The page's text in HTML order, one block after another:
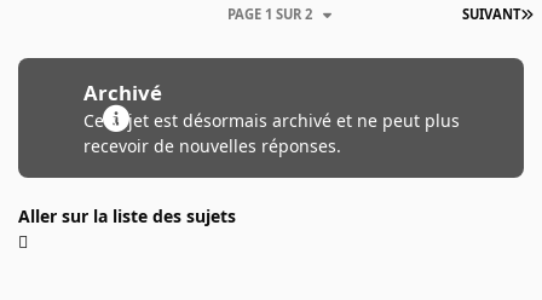
SUIVANT
PAGE 1 SUR 2
Archivé
Ce sujet est désormais archivé et ne peut plus
recevoir de nouvelles réponses.
Aller sur la liste des sujets